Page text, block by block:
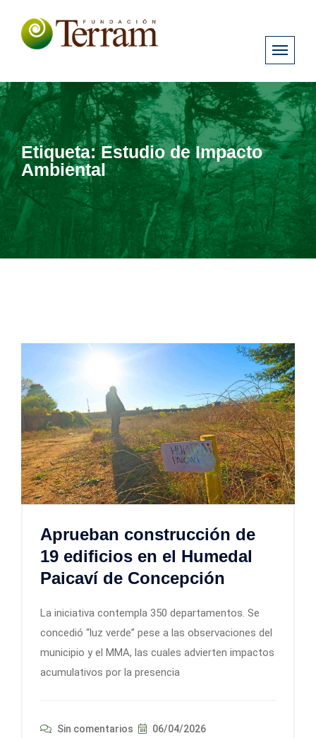
Etiqueta:Estudio de Impacto
Ambiental
Aprueban construcción de
19 edificios en el Humedal
Paicaví de Concepción
La iniciativa contempla 350 departamentos. Se
concedió “luz verde” pese a las observaciones del
municipio y el MMA, las cuales advierten impactos
acumulativos por la presencia
Sin comentarios 06/04/2026